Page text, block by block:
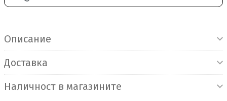
Описание
Доставка
Наличност в магазините